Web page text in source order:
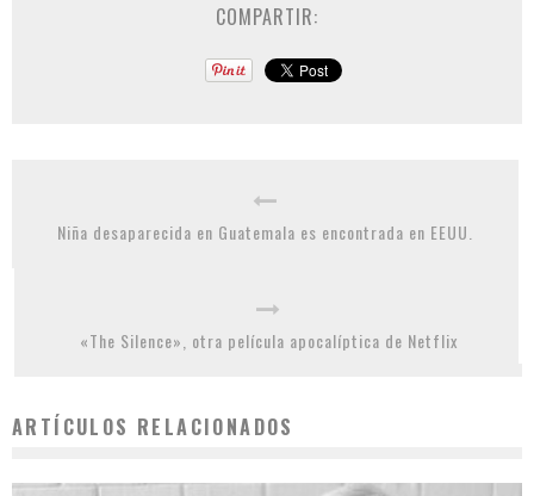
COMPARTIR:
Niña desaparecida en Guatemala es encontrada en EEUU.
«The Silence», otra película apocalíptica de Netflix
ARTÍCULOS RELACIONADOS